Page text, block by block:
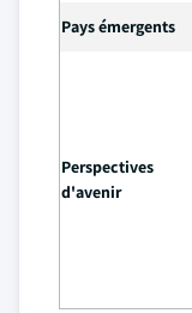
Pays émergents
Perspectives
d'avenir